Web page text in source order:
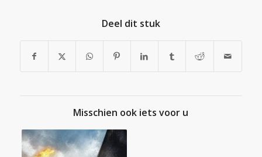
Deel dit stuk
Misschien ook iets voor u